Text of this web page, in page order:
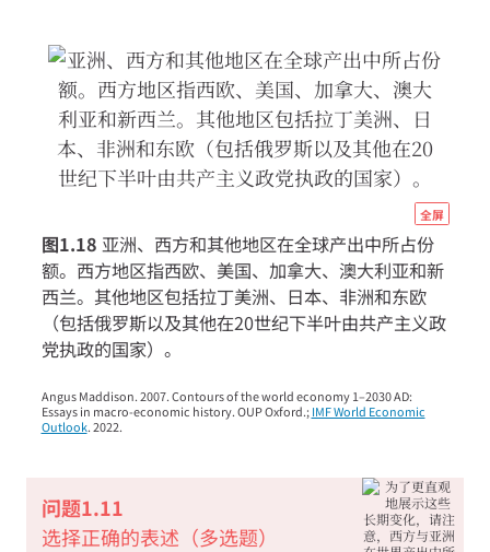
全屏
图
1-
18
图1.18 亚洲、西方和其他地区在全球产出中所占份
额。西方地区指西欧、美国、加拿大、澳大利亚和新
西兰。其他地区包括拉丁美洲、日本、非洲和东欧
（包括俄罗斯以及其他在20世纪下半叶由共产主义政
党执政的国家）。
Angus Maddison. 2007. Contours of the world economy 1–2030 AD:
Essays in macro-economic history. OUP Oxford.; IMF World Economic
Outlook. 2022.
问题1.11
选择正确的表述（多选题）